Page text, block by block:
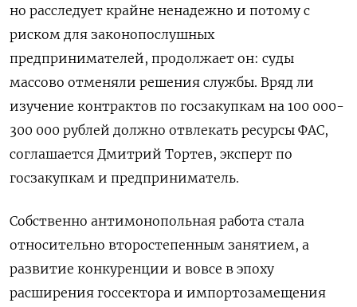
но расследует крайне ненадежно и потому с
риском для законопослушных
предпринимателей, продолжает он: суды
массово отменяли решения службы. Вряд ли
изучение контрактов по госзакупкам на 100 000-
300 000 рублей должно отвлекать ресурсы ФАС,
соглашается Дмитрий Тортев, эксперт по
госзакупкам и предприниматель.
Собственно антимонопольная работа стала
относительно второстепенным занятием, а
развитие конкуренции и вовсе в эпоху
расширения госсектора и импортозамещения